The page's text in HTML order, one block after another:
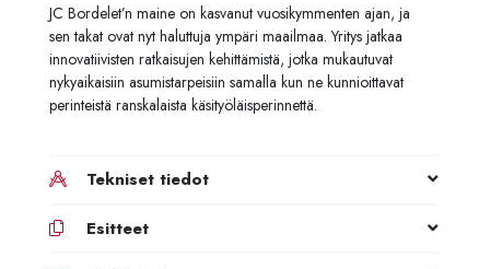
JC Bordelet’n maine on kasvanut vuosikymmenten ajan, ja
sen takat ovat nyt haluttuja ympäri maailmaa. Yritys jatkaa
innovatiivisten ratkaisujen kehittämistä, jotka mukautuvat
nykyaikaisiin asumistarpeisiin samalla kun ne kunnioittavat
perinteistä ranskalaista käsityöläisperinnettä.
Tekniset tiedot
Esitteet